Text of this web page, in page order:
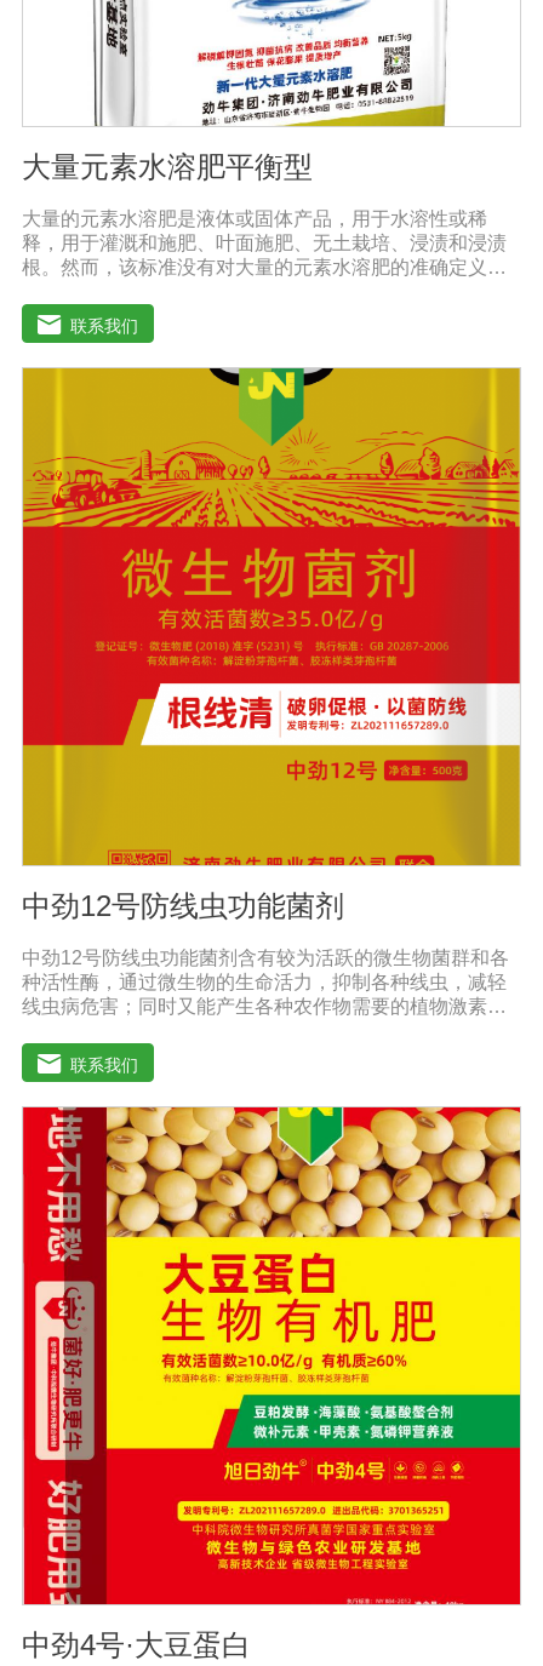
用，以免金属离子起反应产生沉淀，造成叶片肥害或药
大量元素水溶肥平衡型
大量的元素水溶肥是液体或固体产品，用于水溶性或稀
释，用于灌溉和施肥、叶面施肥、无土栽培、浸渍和浸渍
根。然而，该标准没有对大量的元素水溶肥的准确定义。
合肥料。大量的元素水溶肥的特点是作物喷洒后通过树枝
和树叶迅速渗透到体内，提高作物运输营养物质的能力，
增加果叶营养物质，增强细胞活力和代谢能力。1.促进发
芽，加速茶树、果树、蔬菜等作物的生长，增加花蕾，促
类、甘蔗、桑树、树苗、果苗和攀缘作物生长得更快。2.
绿叶增强枝条，保护花朵和果实。使用后，叶子呈嫩绿
色，叶子又厚又亮。果树、瓜类、豆类等作物在开花前后
喷洒，也可防止谢花落果。具有显著的保花保果作用，也
是大量元素水溶性肥料的主要作用之一。3.果实大、颗粒
重、早熟、高产果树、瓜类、豆类等多种作物。在果实期
喷洒可以增加果实，提前成熟，在抽穗期和灌浆期喷洒谷
物可以使抽穗整齐，重量显著增加。4.灾后恢复，抗旱、
防涝、防虫。风灾后，喷洒能迅速恢复生长，抵抗农作物
病虫害，与农药混合喷洒，病株恢复更快。
联系我们
中劲12号防线虫功能菌剂
中劲12号防线虫功能菌剂含有较为活跃的微生物菌群和各
种活性酶，通过微生物的生命活力，抑制各种线虫，减轻
线虫病危害；同时又能产生各种农作物需要的植物激素、
并且能产生抗生素，系统防伪酶等多种物质，间接达到促
进植物生长。【产品功能】 1、本产品利用微生物自身的
寄生作用，并释放出对线虫、细菌、真菌等具有杀灭作用
的化学物质，再辅助特殊增效剂，能快速、高效杀灭线虫
和作物真菌、细菌病害。不仅有效地预防和控制多种作物
根结线虫、胞囊线虫、茎线虫等线虫病的危害。2、抑制各
种线虫，减轻线虫病危害；3、改善作物根部微生态环境，
活化土壤，促进植株正常生长；4、激活根部受损细胞，快
速恢复根系生理机能，预防根系因线虫的危害导致的烂
联系我们
中劲4号·大豆蛋白